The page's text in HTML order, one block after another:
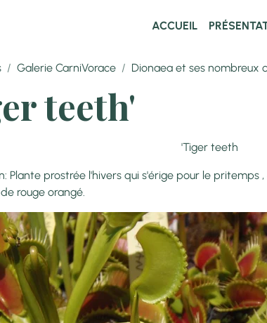
ACCUEIL
Galerie CarniVorace Dionaea et ses nombreux
teeth'
'Tiger teeth
prostrée l'hivers qui s'érige pour le pritemps ,
rouge orangé.